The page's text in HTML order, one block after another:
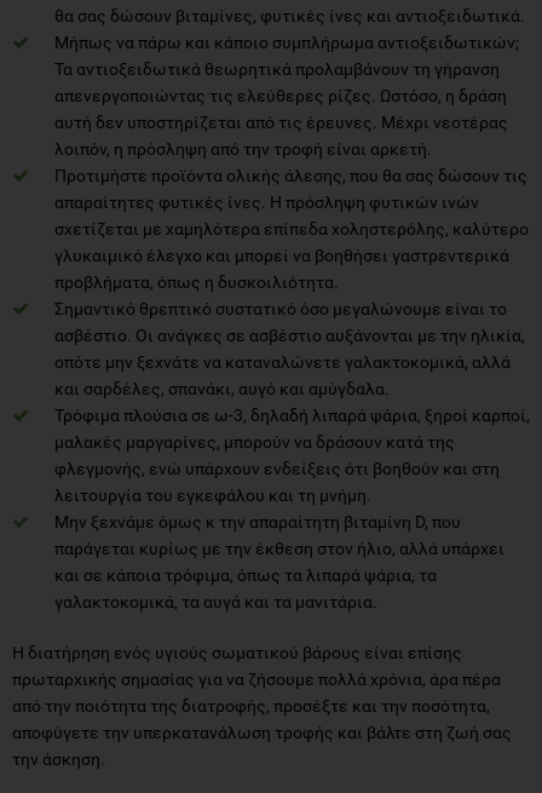
θα σας δώσουν βιταμίνες, φυτικές ίνες και αντιοξειδωτικά.
Μήπως να πάρω και κάποιο συμπλήρωμα αντιοξειδωτικών;
Τα αντιοξειδωτικά θεωρητικά προλαμβάνουν τη γήρανση
απενεργοποιώντας τις ελεύθερες ρίζες. Ωστόσο, η δράση
αυτή δεν υποστηρίζεται από τις έρευνες. Μέχρι νεοτέρας
λοιπόν, η πρόσληψη από την τροφή είναι αρκετή.
Προτιμήστε προϊόντα ολικής άλεσης, που θα σας δώσουν τις
απαραίτητες φυτικές ίνες. Η πρόσληψη φυτικών ινών
σχετίζεται με χαμηλότερα επίπεδα χοληστερόλης, καλύτερο
γλυκαιμικό έλεγχο και μπορεί να βοηθήσει γαστρεντερικά
προβλήματα, όπως η δυσκοιλιότητα.
Σημαντικό θρεπτικό συστατικό όσο μεγαλώνουμε είναι το
ασβέστιο. Οι ανάγκες σε ασβέστιο αυξάνονται με την ηλικία,
οπότε μην ξεχνάτε να καταναλώνετε γαλακτοκομικά, αλλά
και σαρδέλες, σπανάκι, αυγό και αμύγδαλα.
Τρόφιμα πλούσια σε ω-3, δηλαδή λιπαρά ψάρια, ξηροί καρποί,
μαλακές μαργαρίνες, μπορούν να δράσουν κατά της
φλεγμονής, ενώ υπάρχουν ενδείξεις ότι βοηθούν και στη
λειτουργία του εγκεφάλου και τη μνήμη.
Μην ξεχνάμε όμως κ την απαραίτητη βιταμίνη D, που
παράγεται κυρίως με την έκθεση στον ήλιο, αλλά υπάρχει
και σε κάποια τρόφιμα, όπως τα λιπαρά ψάρια, τα
γαλακτοκομικά, τα αυγά και τα μανιτάρια.
Η διατήρηση ενός υγιούς σωματικού βάρους είναι επίσης
πρωταρχικής σημασίας για να ζήσουμε πολλά χρόνια, άρα πέρα
από την ποιότητα της διατροφής, προσέξτε και την ποσότητα,
αποφύγετε την υπερκατανάλωση τροφής και βάλτε στη ζωή σας
την άσκηση.